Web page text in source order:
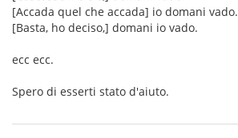
[Accada quel che accada] io domani vado.
[Basta, ho deciso,] domani io vado.
ecc ecc.
Spero di esserti stato d'aiuto.